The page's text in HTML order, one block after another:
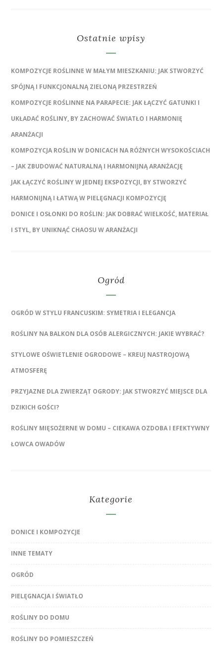
Ostatnie wpisy
KOMPOZYCJE ROŚLINNE W MAŁYM MIESZKANIU: JAK STWORZYĆ
SPÓJNĄ I FUNKCJONALNĄ ZIELONĄ PRZESTRZEŃ
KOMPOZYCJE ROŚLINNE NA PARAPECIE: JAK ŁĄCZYĆ GATUNKI I
UKŁADAĆ ROŚLINY, BY ZACHOWAĆ ŚWIATŁO I HARMONIĘ
ARANŻACJI
KOMPOZYCJA ROŚLIN W DONICACH NA RÓŻNYCH WYSOKOŚCIACH
– JAK ZBUDOWAĆ NATURALNĄ I HARMONIJNĄ ARANŻACJĘ
JAK ŁĄCZYĆ ROŚLINY W JEDNEJ EKSPOZYCJI, BY STWORZYĆ
HARMONIJNĄ I ŁATWĄ W PIELĘGNACJI KOMPOZYCJĘ
DONICE I OSŁONKI DO ROŚLIN: JAK DOBRAĆ WIELKOŚĆ, MATERIAŁ
I STYL, BY UNIKNĄĆ CHAOSU W ARANŻACJI
Ogród
OGRÓD W STYLU FRANCUSKIM: SYMETRIA I ELEGANCJA
ROŚLINY NA BALKON DLA OSÓB ALERGICZNYCH: JAKIE WYBRAĆ?
STYLOWE OŚWIETLENIE OGRODOWE – KREUJ NASTROJOWĄ
ATMOSFERĘ
PRZYJAZNE DLA ZWIERZĄT OGRODY: JAK STWORZYĆ MIEJSCE DLA
DZIKICH GOŚCI?
ROŚLINY MIĘSOŻERNE W DOMU – CIEKAWA OZDOBA I EFEKTYWNY
ŁOWCA OWADÓW
Kategorie
DONICE I KOMPOZYCJE
INNE TEMATY
OGRÓD
PIELĘGNACJA I ŚWIATŁO
ROŚLINY DO DOMU
ROŚLINY DO POMIESZCZEŃ